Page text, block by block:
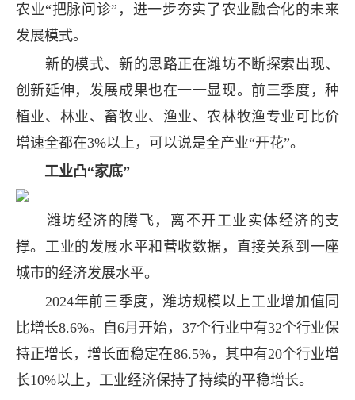
农业“把脉问诊”，进一步夯实了农业融合化的未来
发展模式。
新的模式、新的思路正在潍坊不断探索出现、
创新延伸，发展成果也在一一显现。前三季度，种
植业、林业、畜牧业、渔业、农林牧渔专业可比价
增速全都在3%以上，可以说是全产业“开花”。
工业凸“家底”
潍坊经济的腾飞，离不开工业实体经济的支
撑。工业的发展水平和营收数据，直接关系到一座
城市的经济发展水平。
2024年前三季度，潍坊规模以上工业增加值同
比增长8.6%。自6月开始，37个行业中有32个行业保
持正增长，增长面稳定在86.5%，其中有20个行业增
长10%以上，工业经济保持了持续的平稳增长。